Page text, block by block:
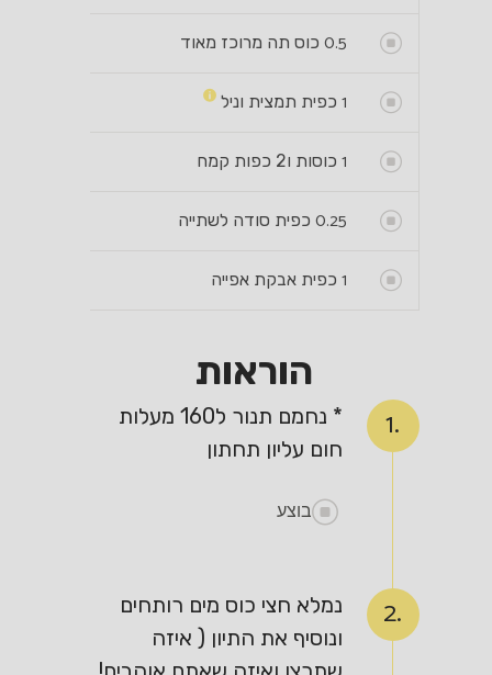
0.5 כוס תה מרוכז מאוד
1 כפית תמצית וניל
1 כוסות ו2 כפות קמח
0.25 כפית סודה לשתייה
1 כפית אבקת אפייה
הוראות
1.
* נחמם תנור ל160 מעלות
חום עליון תחתון
בוצע
2.
נמלא חצי כוס מים רותחים
ונוסיף את התיון ( איזה